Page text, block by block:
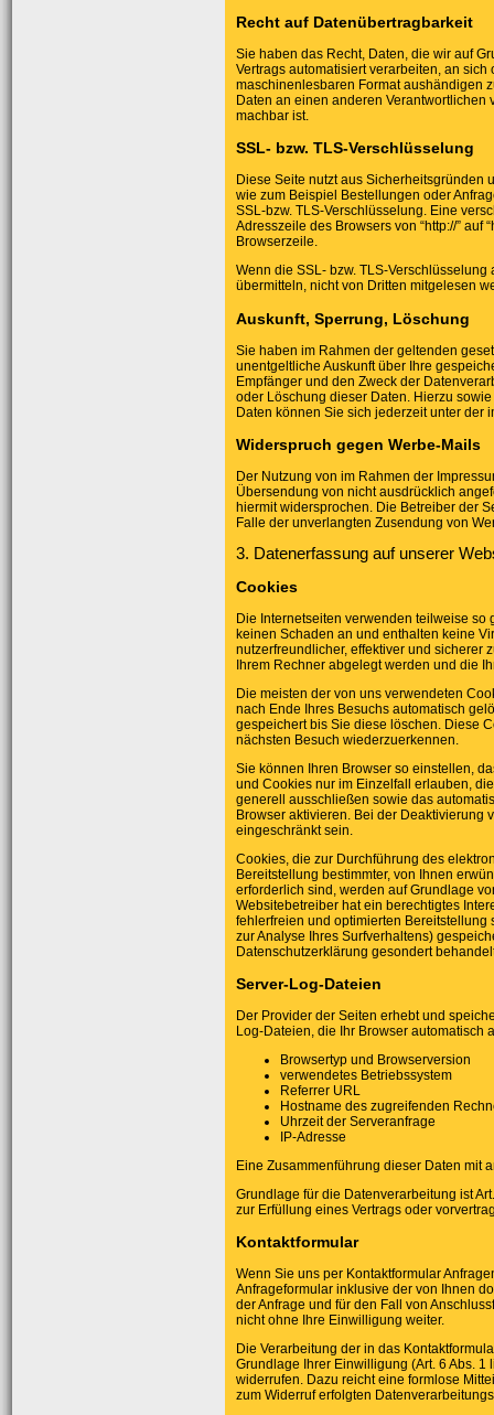
Recht auf Datenübertragbarkeit
Sie haben das Recht, Daten, die wir auf
Vertrags automatisiert verarbeiten, an
maschinenlesbaren Format aushändigen
Daten an einen anderen
machbar ist.
SSL- bzw. TLS-Verschlüsselung
Diese Seite nutzt aus Sicherheitsgründen
wie zum Beispiel Bestellungen oder
SSL-bzw. TLS-Verschlüsselung. Eine
Adresszeile des Browsers von “http://” auf
Browserzeile.
Wenn die SSL- bzw. TLS-
übermitteln, nicht von Dritten mitgelesen
Auskunft, Sperrung, Löschung
Sie haben im Rahmen der geltenden
unentgeltliche Auskunft über Ihre
Empfänger und den Zweck der
oder Löschung dieser Daten. Hierzu
Daten können Sie sich jederzeit unter der
Widerspruch gegen Werbe-Mails
Der Nutzung von im Rahmen der
Übersendung von nicht ausdrücklich
hiermit widersprochen. Die Betreiber der
Falle der unverlangten Zusendung von
3. Datenerfassung auf unserer
Cookies
Die Internetseiten verwenden teilweise
keinen Schaden an und enthalten keine
nutzerfreundlicher, effektiver und sicherer
Ihrem Rechner abgelegt werden und die
Die meisten der von uns verwendeten
nach Ende Ihres Besuchs automatisch
gespeichert bis Sie diese löschen. Diese
nächsten Besuch wiederzuerkennen.
Sie können Ihren Browser so einstellen,
und Cookies nur im Einzelfall erlauben,
generell ausschließen sowie das
Browser aktivieren. Bei der Deaktivierung
eingeschränkt sein.
Cookies, die zur Durchführung des
Bereitstellung bestimmter, von Ihnen
erforderlich sind, werden auf Grundlage
Websitebetreiber hat ein berechtigtes
fehlerfreien und optimierten
zur Analyse Ihres Surfverhaltens)
Datenschutzerklärung gesondert
Server-Log-Dateien
Der Provider der Seiten erhebt und
Log-Dateien, die Ihr Browser automatisch
Browsertyp und Browserversion
verwendetes Betriebssystem
Referrer URL
Hostname des zugreifenden
Uhrzeit der Serveranfrage
IP-Adresse
Eine Zusammenführung dieser Daten mit
Grundlage für die Datenverarbeitung ist
zur Erfüllung eines Vertrags oder
Kontaktformular
Wenn Sie uns per Kontaktformular
Anfrageformular inklusive der von Ihnen
der Anfrage und für den Fall von
nicht ohne Ihre Einwilligung weiter.
Die Verarbeitung der in das
Grundlage Ihrer Einwilligung (Art. 6 Abs.
widerrufen. Dazu reicht eine formlose
zum Widerruf erfolgten